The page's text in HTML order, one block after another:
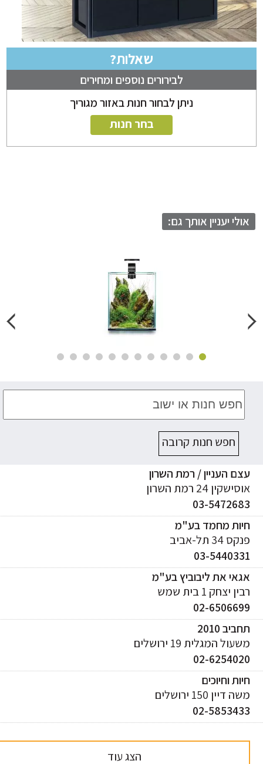
שאלות?
לבירורים נוספים ומחירים
ניתן לבחור חנות באזור מגוריך
בחר חנות
יעניין אותך גם:
חפש חנות קרובה
העניין / רמת השרון
24 רמת השרון
03-
מחמד בע"מ
34 תל-אביב
03-
את ליבוביץ בע"מ
יצחק 1 בית שמש
02-
2010
המגלית 19 ירושלים
02-
וחיוכים
150 ירושלים
02-
הצג עוד